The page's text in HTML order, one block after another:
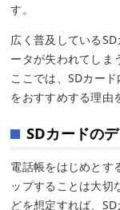
す。
広く普及している
ータが失われてしま
ここでは、SDカー
をおすすめする理由
SDカードの
電話帳をはじめとす
ップすることは大切
どを想定すれば、